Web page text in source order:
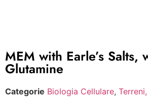
MEM with Earle’s Salts,
Glutamine
Categorie Biologia Cellulare,